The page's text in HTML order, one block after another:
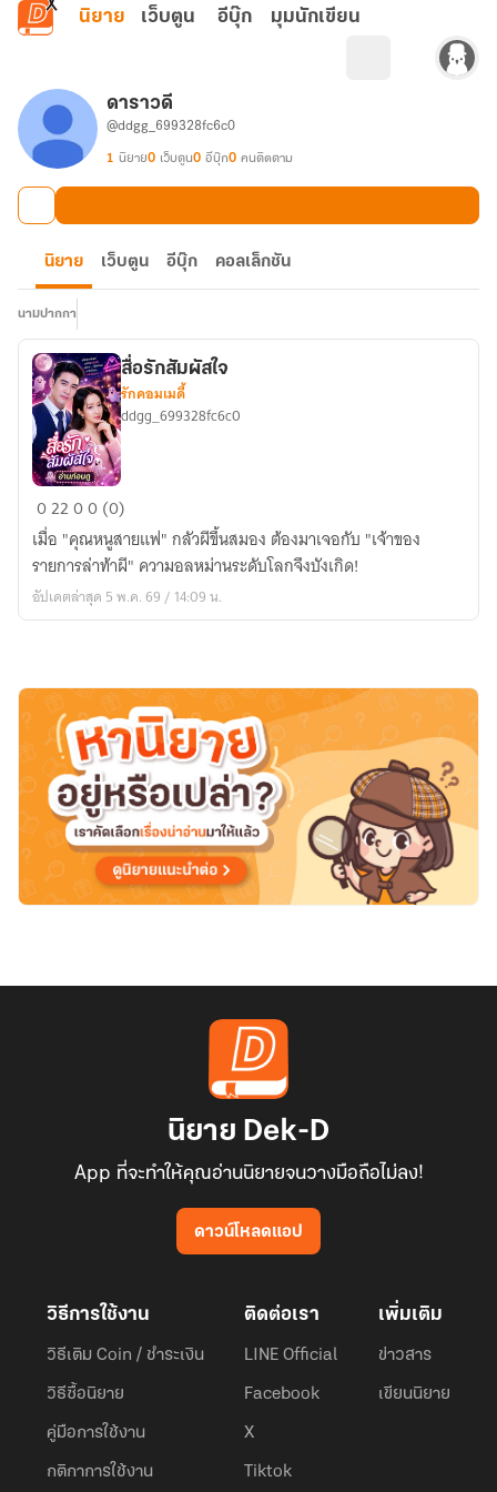
ข้ามไปยังเนื้อหาหลัก
นิยาย เว็บตูน อีบุ๊ก มุมนักเขียน
ดาราวดี
@ddgg_699328fc6c0
1 นิยาย0 เว็บตูน0 อีบุ๊ก0 คนติดตาม
นิยาย เว็บตูน อีบุ๊ก คอลเล็กชัน
นามปากกา
สื่อ
รัก
สัมผัส
ใจ
สื่อรักสัมผัสใจ
รักคอมเมดี้
ddgg_699328fc6c0
02200 (0)
เมื่อ "คุณหนูสายแฟ" กลัวผีขึ้นสมอง ต้องมาเจอกับ "เจ้าของ
รายการล่าท้าผี" ความอลหม่านระดับโลกจึงบังเกิด!
อัปเดตล่าสุด 5 พ.ค. 69 / 14:09 น.
นิยาย Dek-D
App ที่จะทำให้คุณอ่านนิยายจนวางมือถือไม่ลง!
ดาวน์โหลดแอป
วิธีการใช้งาน
วิธีเติม Coin / ชำระเงิน
วิธีซื้อนิยาย
คู่มือการใช้งาน
กติกาการใช้งาน
ติดต่อเรา
LINE Official
Facebook
X
Tiktok
เพิ่มเติม
ข่าวสาร
เขียนนิยาย